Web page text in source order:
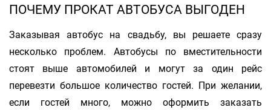
ПОЧЕМУ ПРОКАТ АВТОБУСА ВЫГОДЕН
Заказывая автобус на свадьбу, вы решаете сразу
несколько проблем. Автобусы по вместительности
стоят выше автомобилей и могут за один рейс
перевезти большое количество гостей. При желании,
если гостей много, можно оформить заказать